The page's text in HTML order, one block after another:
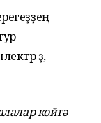
ҙә,
көйгә